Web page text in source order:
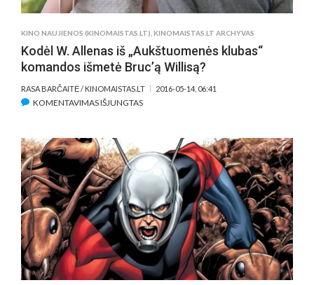
KINO NAUJIENOS (KINOMAISTAS.LT) KINOMAISTAS.LT ARCHYVAS
Kodėl W. Allenas iš „Aukštuomenės klubas“
komandos išmetė Bruc’ą Willisą?
RASA BARČAITĖ / KINOMAISTAS.LT 2016-05-14, 06:41
KOMENTAVIMAS IŠJUNGTASĮRAŠE
ALLENAS
IŠ
„AUKŠTUOMENĖS
KLUBAS“
KOMANDOS
IŠMETĖ
BRUC’Ą
WILLISĄ?